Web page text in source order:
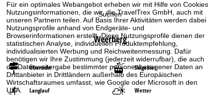
Für ein optimales Webangebot erheben wir mit Hilfe von Cookies
Nutzungsinformationen, die wir, die TravelTrex GmbH, auch mit
unseren Partnern teilen. Auf Basis Ihrer Aktivitäten werden dabei
Nutzungsprofile anhand von Endgeräte- und
Browserinformationen erstellt. Diese Nutzungsprofile dienen der
statistischen Analyse, individuellen Produktempfehlung,
individualisierten Werbung und Reichweitenmessung. Dafür
benötigen wir Ihre Zustimmung (jederzeit widerrufbar), die auch
die Datenweitergabe bestimmter personenbezogener Daten an
Drittanbieter in Drittländern außerhalb des Europäischen
Wirtschaftsraumes umfasst, wie Google oder Microsoft in den
USA.
Suchen
Weerberg
Übersicht Skigebiet
Langlauf Wetter